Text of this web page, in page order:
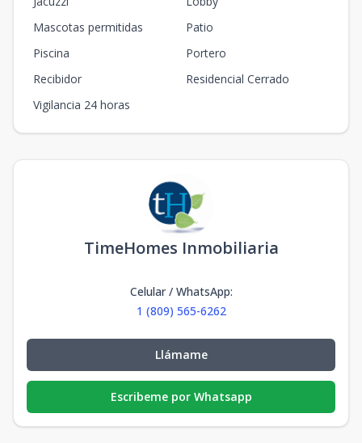
Mascotas permitidas
Patio
Piscina
Portero
Recibidor
Residencial Cerrado
Vigilancia 24 horas
TimeHomes Inmobiliaria
Celular / WhatsApp:
1 (809) 565-6262
Llámame
Escribeme por Whatsapp